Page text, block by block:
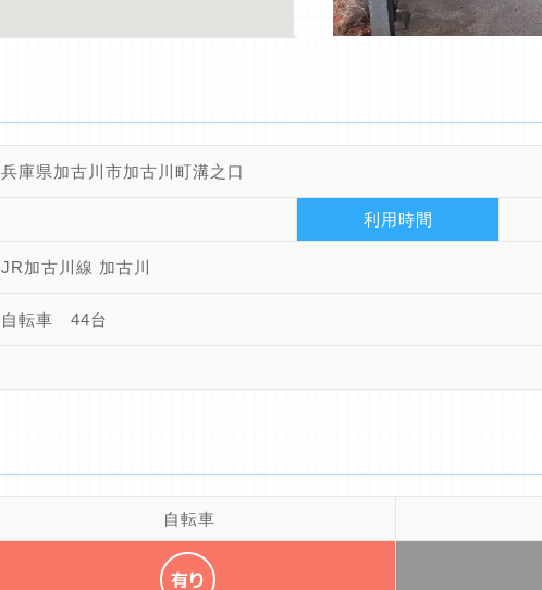
兵庫県加古川市加古川町溝之口
利用時間
JR加古川線 加古川
自転車 44台
自転車